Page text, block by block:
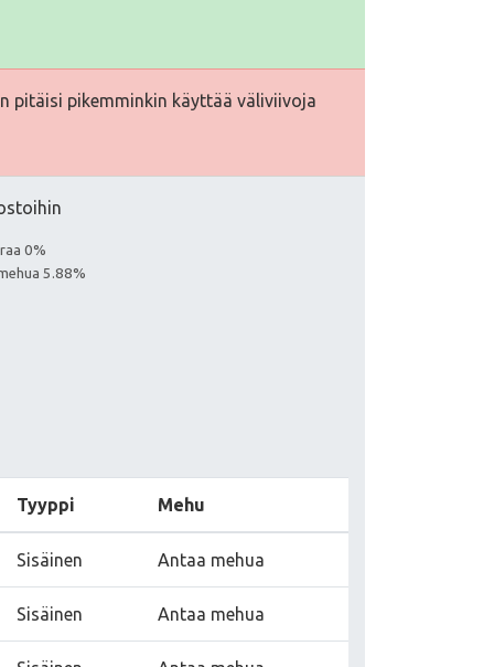
pitäisi pikemminkin käyttää väliviivoja
0%
5.88%
Tyyppi Mehu
Sisäinen Antaa mehua
Sisäinen Antaa mehua